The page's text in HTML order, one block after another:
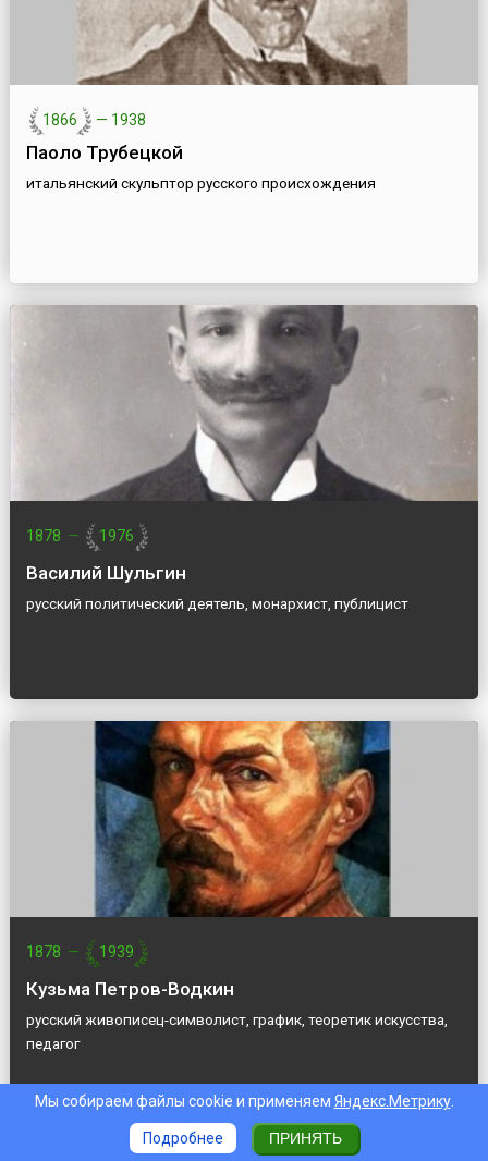
1866 — 1938
Паоло Трубецкой
итальянский скульптор русского происхождения
1878 — 1976
Василий Шульгин
русский политический деятель, монархист, публицист
1878 — 1939
Кузьма Петров-Водкин
русский живописец-символист, график, теоретик искусства,
педагог
Мы собираем файлы cookie и применяем Яндекс.Метрику.
Подробнее ПРИНЯТЬ